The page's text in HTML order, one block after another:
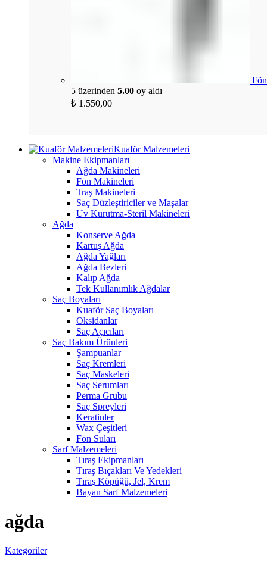
5 üzerinden 5.00 oy aldı
₺ 1.550,00
Kuaför Malzemeleri
Makine Ekipmanları
Ağda Makineleri
Fön Makineleri
Traş Makineleri
Saç Düzleştiriciler ve Maşalar
Uv Kurutma-Steril Makineleri
Ağda
Konserve Ağda
Kartuş Ağda
Ağda Yağları
Ağda Bezleri
Kalıp Ağda
Tek Kullanımlık Ağdalar
Saç Boyaları
Kuaför Saç Boyaları
Oksidanlar
Saç Açıcıları
Saç Bakım Ürünleri
Şampuanlar
Saç Kremleri
Saç Maskeleri
Saç Serumları
Perma Grubu
Saç Spreyleri
Keratinler
Wax Çeşitleri
Fön Suları
Sarf Malzemeleri
Tıraş Ekipmanları
Tıraş Bıçakları Ve Yedekleri
Tıraş Köpüğü, Jel, Krem
Bayan Sarf Malzemeleri
ağda
Kategoriler